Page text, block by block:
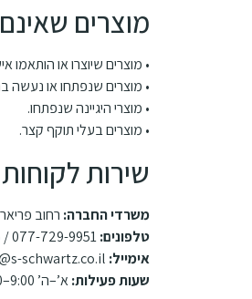
מוצרים
• מוצרים שיוצרו או הותאמו
• מוצרים שנפתחו או נעשה
• מוצרי היגיינה שנפתחו.
• מוצרים בעלי תוקף קצר.
שירות לקוחות
משרדי החברה: רחוב פריאר רחה
טלפונים:
אימייל: schwartz.co.il
שעות פעילות:א’–ה’ 9:00–17:00